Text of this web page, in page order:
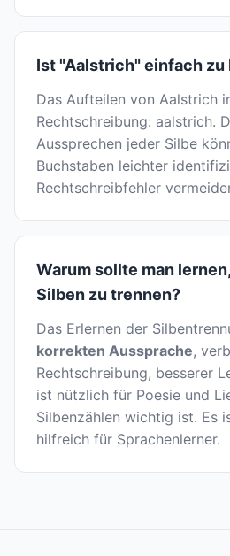
Ist "Aalstrich" einfach
Das Aufteilen von Aalstrich
Rechtschreibung: aalstrich.
Aussprechen jeder Silbe
Buchstaben leichter
Rechtschreibfehler
Warum sollte man
Silben zu trennen?
Das Erlernen der
korrekten Aussprache,
Rechtschreibung, besserer
ist nützlich für Poesie und
Silbenzählen wichtig ist. Es
hilfreich für Sprachenlerner.